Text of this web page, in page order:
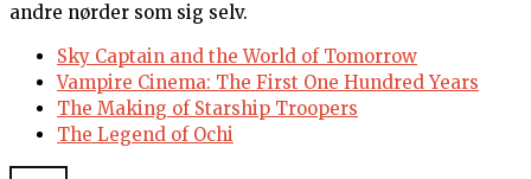
andre nørder som sig selv.
Sky Captain and the World of Tomorrow
Vampire Cinema: The First One Hundred Years
The Making of Starship Troopers
The Legend of Ochi